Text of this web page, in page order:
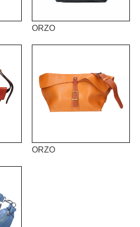
ORZO
ORZO